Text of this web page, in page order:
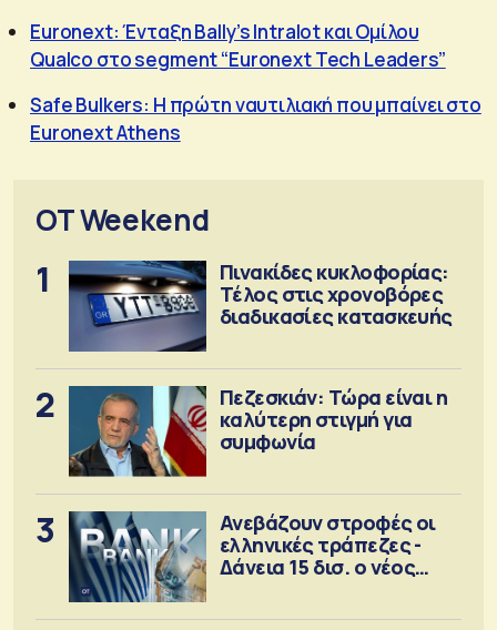
Euronext: Ένταξη Bally’s Intralot και Ομίλου
Qualco στο segment “Euronext Tech Leaders”
Safe Bulkers: Η πρώτη ναυτιλιακή που μπαίνει στο
Euronext Athens
OT Weekend
1
Πινακίδες κυκλοφορίας:
Τέλος στις χρονοβόρες
διαδικασίες κατασκευής
2
Πεζεσκιάν: Τώρα είναι η
καλύτερη στιγμή για
συμφωνία
3
Ανεβάζουν στροφές οι
ελληνικές τράπεζες -
Δάνεια 15 δισ. ο νέος